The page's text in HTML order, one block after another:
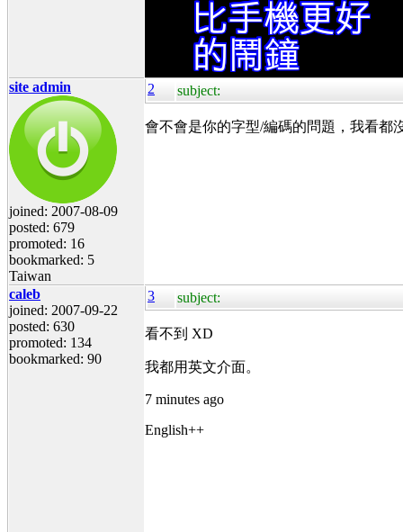
site admin
joined: 2007-08-09
posted: 679
promoted: 16
bookmarked: 5
Taiwan
2 subject:
會不會是你的字型/編碼的問題，我看都
caleb
joined: 2007-09-22
posted: 630
promoted: 134
bookmarked: 90
3 subject:
看不到 XD
我都用英文介面。
7 minutes ago
English++